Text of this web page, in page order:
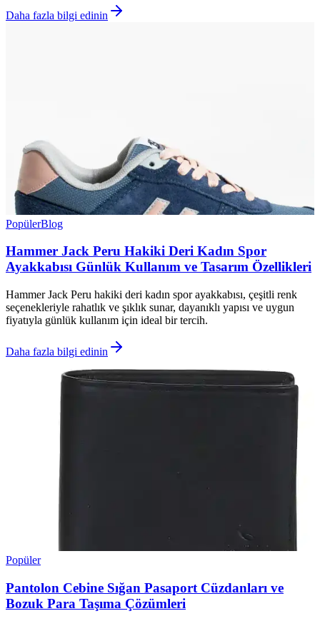
Daha fazla bilgi edinin
PopülerBlog
Hammer Jack Peru Hakiki Deri Kadın Spor
Ayakkabısı Günlük Kullanım ve Tasarım Özellikleri
Hammer Jack Peru hakiki deri kadın spor ayakkabısı, çeşitli renk
seçenekleriyle rahatlık ve şıklık sunar, dayanıklı yapısı ve uygun
fiyatıyla günlük kullanım için ideal bir tercih.
Daha fazla bilgi edinin
Popüler
Pantolon Cebine Sığan Pasaport Cüzdanları ve
Bozuk Para Taşıma Çözümleri